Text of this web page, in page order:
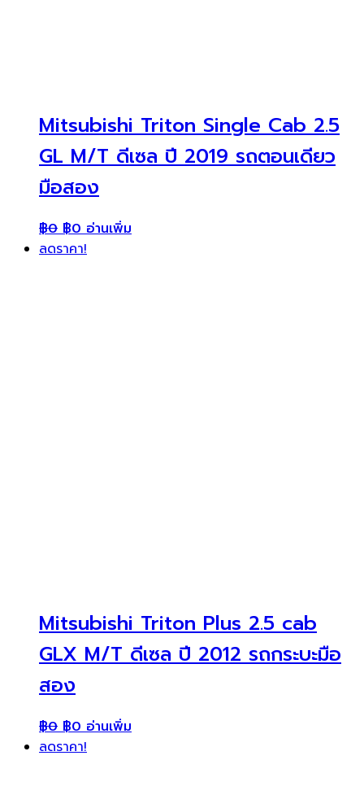
Mitsubishi Triton Single Cab 2.5
GL M/T ดีเซล ปี 2019 รถตอนเดียว
มือสอง
฿0 ฿0 อ่านเพิ่ม
ลดราคา!
Mitsubishi Triton Plus 2.5 cab
GLX M/T ดีเซล ปี 2012 รถกระบะมือ
สอง
฿0 ฿0 อ่านเพิ่ม
ลดราคา!